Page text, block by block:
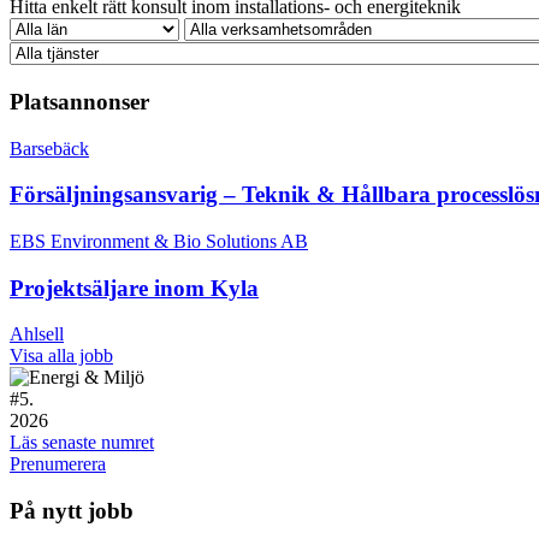
Hitta enkelt rätt konsult inom installations- och energiteknik
Platsannonser
Barsebäck
Försäljningsansvarig – Teknik & Hållbara
EBS Environment & Bio Solutions AB
Projektsäljare inom Kyla
Ahlsell
Visa alla jobb
#5.
2026
Läs senaste numret
Prenumerera
På nytt jobb